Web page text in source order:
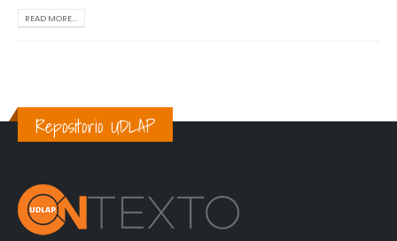
READ MORE...
Repositorio UDLAP